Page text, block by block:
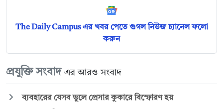
The Daily Campus এর খবর পেতে গুগল নিউজ চ্যানেল ফলো
করুন
প্রযুক্তি সংবাদ এর আরও সংবাদ
ব্যবহারের যেসব ভুলে প্রেসার কুকারে বিস্ফোরণ হয়